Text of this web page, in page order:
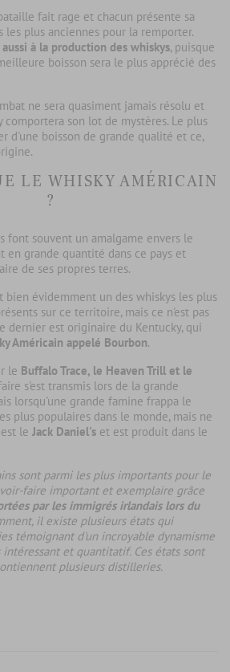
fait rage et chacun présente sa
les plus anciennes pour la remporter.
à la production des whiskys, puisque
boisson sera le plus apprécié des
ne sera quasiment jamais résolu et
son lot de mystères. Le plus
d'une boisson de grande qualité et ce,
LE WHISKY AMÉRICAIN
?
font souvent un amalgame envers le
en grande quantité dans ce pays et
de ses propres terres.
bien évidemment un des whiskys les plus
sur ce territoire, mais ce n'est pas
dernier est originaire du Kentucky, qui
Américain appelé Bourbon.
le Buffalo Trace, le Heaven Trill et le
s'est transmis lors de la grande
lorsqu'une grande famine frappa le
plus populaires dans le monde, mais ne
le Jack Daniel's et est produit dans le
sont parmi les plus importants pour le
faire important et exemplaire grâce
par les immigrés irlandais lors du
il existe plusieurs états qui
témoignant d'un incroyable dynamisme
et quantitatif. Ces états sont
plusieurs distilleries.